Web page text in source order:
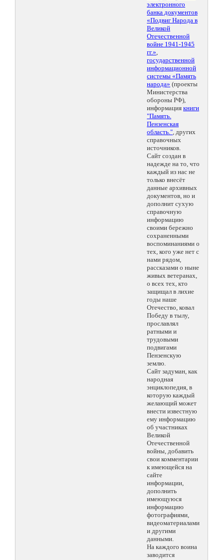
электронного
банка документов
«Подвиг Народа в
Великой
Отечественной
войне 1941-1945
гг.»,
государственной
информационной
системы «Память
народа» (проекты
Министерства
обороны РФ),
информация книги
"Память.
Пензенская
область.", других
справочных
источников.
Сайт создан в
надежде на то, что
каждый из нас не
только внесёт
данные архивных
документов, но и
дополнит сухую
справочную
информацию
своими бережно
сохраненными
воспоминаниями о
тех, кого уже нет с
нами рядом,
рассказами о ныне
живых ветеранах,
о всех тех, кто
защищал в лихие
годы наше
Отечество, ковал
Победу в тылу,
прославлял
ратными и
трудовыми
подвигами
Пензенскую
землю.
Сайт задуман, как
народная
энциклопедия, в
которую каждый
желающий может
внести известную
ему информацию
об участниках
Великой
Отечественной
войны, добавить
свои комментарии
к имеющейся на
сайте
информации,
дополнить
имеющуюся
информацию
фотографиями,
видеоматериалами
и другими
данными.
На каждого воина
заводится